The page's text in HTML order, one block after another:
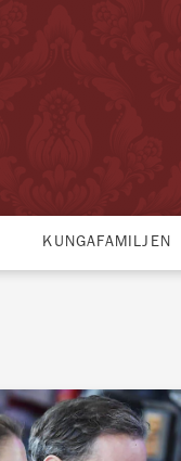
KUNGAFAMILJEN